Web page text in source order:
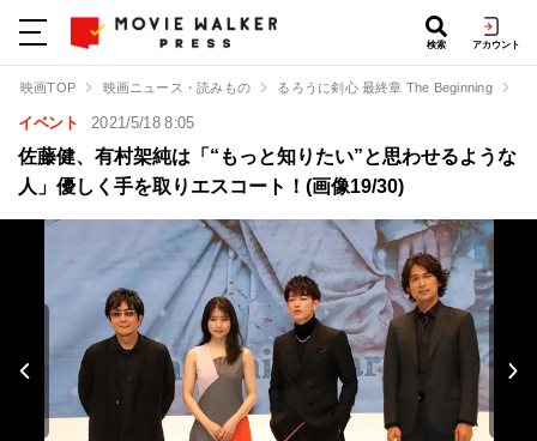
検索 アカウント
映画TOP 映画ニュース・読みもの るろうに剣心 最終章 The Beginning
イベント 2021/5/18 8:05
佐藤健、有村架純は「“もっと知りたい”と思わせるような
人」優しく手を取りエスコート！(画像19/30)